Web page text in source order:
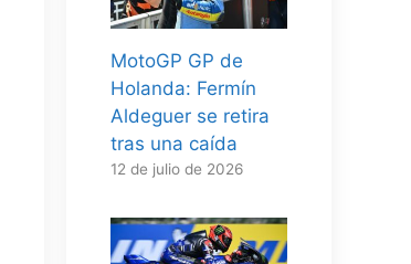
MotoGP GP de
Holanda: Fermín
Aldeguer se retira
tras una caída
12 de julio de 2026